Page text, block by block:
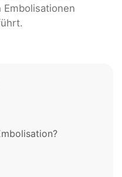
Embolisationen